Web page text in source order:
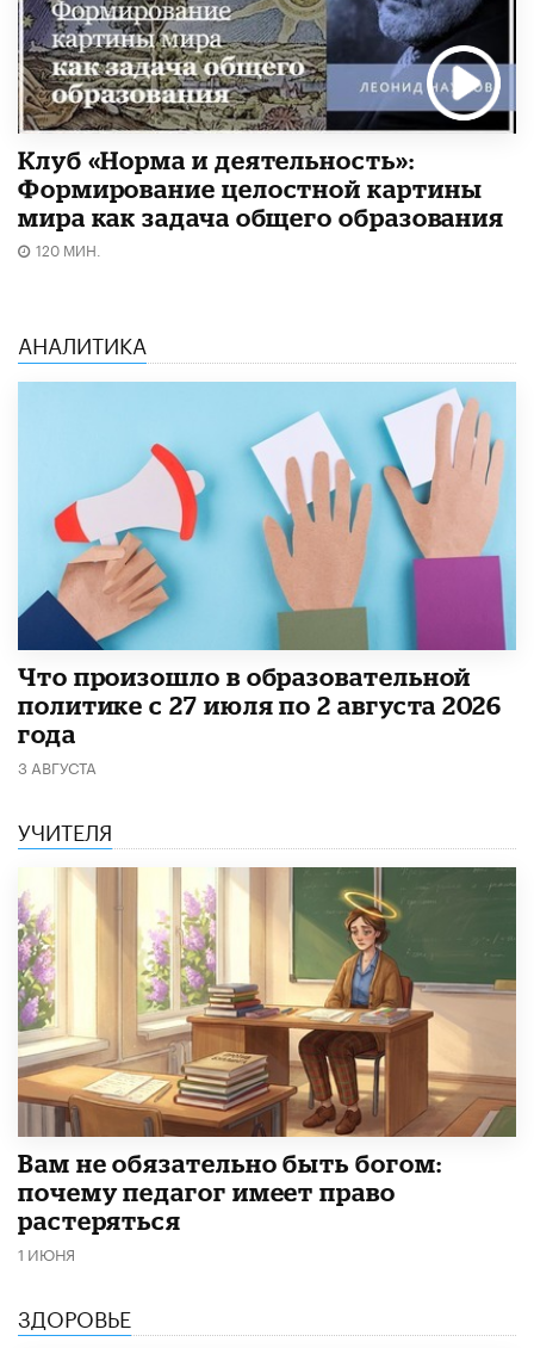
Клуб «Норма и деятельность»:
Формирование целостной картины
мира как задача общего образования
120 МИН.
АНАЛИТИКА
​Что произошло в образовательной
политике с 27 июля по 2 августа 2026
года
3 АВГУСТА
УЧИТЕЛЯ
​Вам не обязательно быть богом:
почему педагог имеет право
растеряться
1 ИЮНЯ
ЗДОРОВЬЕ